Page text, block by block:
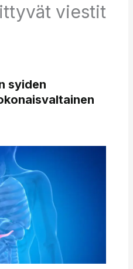
viestit
syiden